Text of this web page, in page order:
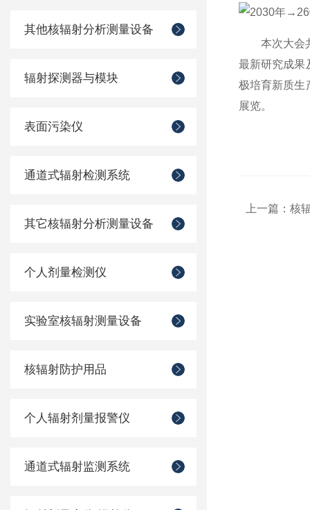
其他核辐射分析测量设备
辐射探测器与模块
表面污染仪
通道式辐射检测系统
其它核辐射分析测量设备
个人剂量检测仪
实验室核辐射测量设备
核辐射防护用品
个人辐射剂量报警仪
通道式辐射监测系统
本次大会共
最新研究成果
极培育新质生
展览。
上一篇： 核